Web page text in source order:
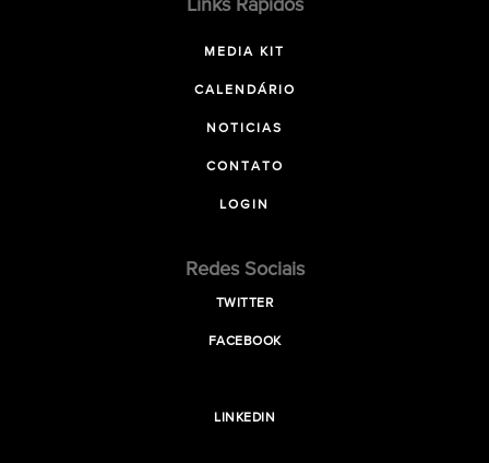
Links Rápidos
MEDIA KIT
CALENDÁRIO
NOTICIAS
CONTATO
LOGIN
Redes Sociais
TWITTER
FACEBOOK
LINKEDIN